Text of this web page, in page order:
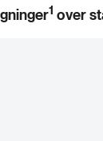
1 over